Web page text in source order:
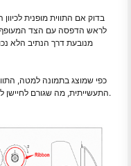
בדוק אם התווית מופנית
לראש הדפסה עם הצד המעופף
מנובעת דרך הנתיב הלא
כפי שמוצג בתמונה למטה,
התעשייתית, מה שגורם לחיישן להיכשל לזהות אותה וכתוצאה מכך לגרום לעיבוד.